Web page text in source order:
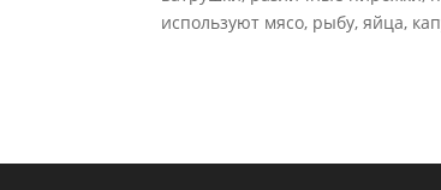
используют мясо, рыбу, яйца,